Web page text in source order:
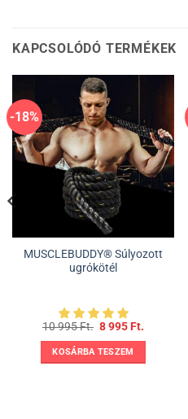
KAPCSOLÓDÓ TERMÉKEK
-18%
MUSCLEBUDDY® Súlyozott
ugrókötél
10 995Ft. Original
was:
10
995 Ft..
8 995 Ft.
995 Ft..
KOSÁRBA TESZEM